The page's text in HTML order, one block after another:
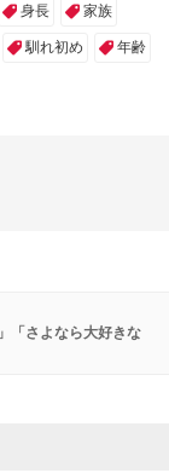
身長 家族
馴れ初め 年齢
「さよなら大好きな